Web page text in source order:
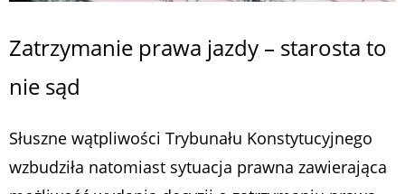
Zatrzymanie prawa jazdy – starosta to
nie sąd
Słuszne wątpliwości Trybunału Konstytucyjnego
wzbudziła natomiast sytuacja prawna zawierająca